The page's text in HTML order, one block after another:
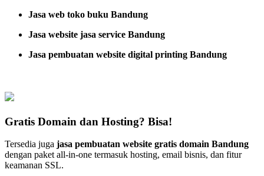
Jasa web toko buku Bandung
Jasa website jasa service Bandung
Jasa pembuatan website digital printing Bandung
Gratis Domain dan Hosting? Bisa!
Tersedia juga jasa pembuatan website gratis domain Bandung
dengan paket all-in-one termasuk hosting, email bisnis, dan fitur
keamanan SSL.